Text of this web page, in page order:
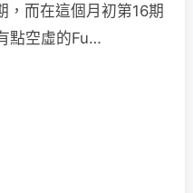
，而在這個月初第16期
點空虛的Fu…